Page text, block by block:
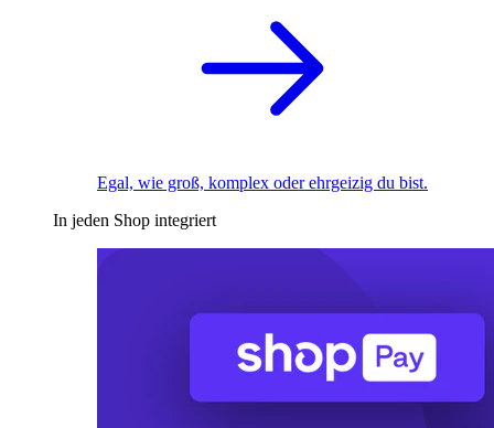
Egal, wie groß, komplex oder ehrgeizig du bist.
In jeden Shop integriert